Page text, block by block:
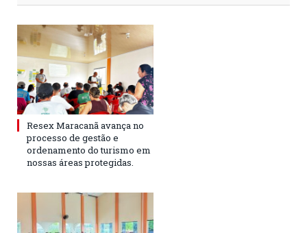
Resex Maracanã avança no
processo de gestão e
ordenamento do turismo em
nossas áreas protegidas.